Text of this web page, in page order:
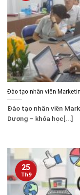
Đào tạo nhân viên
Đào tạo nhân viên
Dương – khóa học[...]
25
Th9